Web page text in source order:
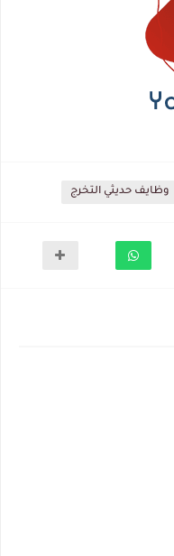
وظايف حديثي التخرج